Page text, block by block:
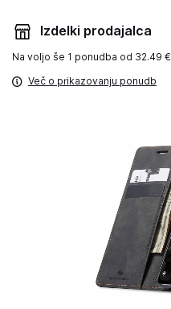
Izdelki prodajalca
Na voljo še 1 ponudba od 32.49 €
Več o prikazovanju ponudb